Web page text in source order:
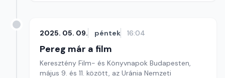
2025. 05. 09. péntek 16:04
Pereg már a film
Keresztény Film- és Könyvnapok Budapesten,
május 9. és 11. között, az Uránia Nemzeti